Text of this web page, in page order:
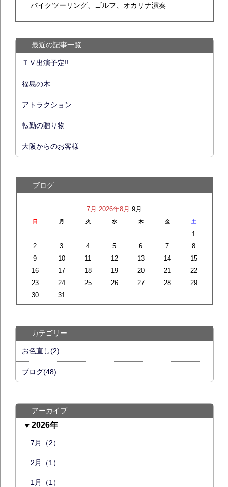
バイクツーリング、ゴルフ、オカリナ演奏
最近の記事一覧
ＴＶ出演予定‼
福島の木
アトラクション
転勤の贈り物
大阪からのお客様
ブログ
7月 2026年8月 9月
日 月 火 水 木 金 土
1
2
3 4 5 6 7
8
9
10 11 12 13 14
15
16
17 18 19 20 21
22
23
24 25 26 27 28
29
30
31
カテゴリー
お色直し(2)
ブログ(48)
アーカイブ
2026年
7月（2）
2月（1）
1月（1）